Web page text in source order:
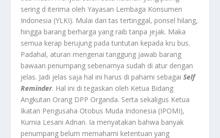
sering d iterima oleh Yayasan Lembaga Konsumen
Indonesia (YLKI). Mulai dari tas tertinggal, ponsel hilang,
hingga barang berharga yang raib tanpa jejak. Maka
semua kerap berujung pada tuntutan kepada kru bus.
Padahal, aturan mengenai tanggung jawab barang
bawaan penumpang sebenarnya sudah di atur dengan
jelas. Jadi jelas saja hal ini harus di pahami sebagaiSelf
Reminder. Hal ini di tegaskan oleh Ketua Bidang
Angkutan Orang DPP Organda. Serta sekaligus Ketua
Ikatan Pengusaha Otobus Muda Indonesia (IPOMI),
Kurnia Lesani Adnan. Ia menyatakan bahwa banyak
penumpang belum memahami ketentuan yang